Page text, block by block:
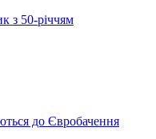
з 50-річчям
до Євробачення